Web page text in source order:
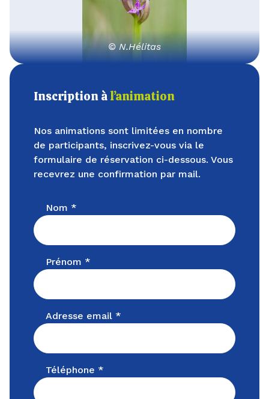
© N.Hélitas
Inscription àl’animation
Nos animations sont limitées en nombre
de participants, inscrivez-vous via le
formulaire de réservation ci-dessous. Vous
recevrez une confirmation par mail.
Nom *
Prénom *
Adresse email *
Téléphone *